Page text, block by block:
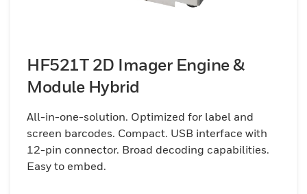
HF521T 2D Imager Engine &
Module Hybrid
All-in-one-solution. Optimized for label and
screen barcodes. Compact. USB interface with
12-pin connector. Broad decoding capabilities.
Easy to embed.